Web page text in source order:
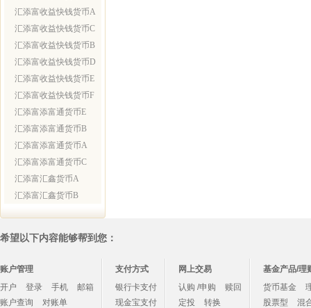
汇添富收益快钱货币A
汇添富收益快钱货币C
汇添富收益快钱货币B
汇添富收益快钱货币D
汇添富收益快钱货币E
汇添富收益快钱货币F
汇添富添富通货币E
汇添富添富通货币B
汇添富添富通货币A
汇添富添富通货币C
汇添富汇鑫货币A
汇添富汇鑫货币B
希望以下内容能够帮到您：
账户管理
开户
登录 手机
邮箱
账户查询
对账单
支付方式
银行卡支付
现金宝支付
网上交易
认购 /申购
赎回
定投
转换
基金产品/理
货币基金
股票型
混